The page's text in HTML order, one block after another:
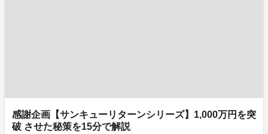
感謝企画【サンキューリターンシリーズ】1,000万円を突
破 させた秘策を15分で解説